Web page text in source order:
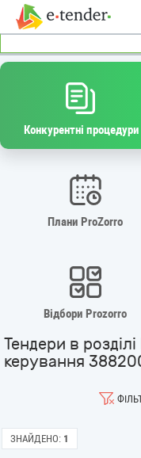
Конкурентні процедури
Плани ProZorro
Відбори Prozorro
Тендери в
керування
ЗНАЙДЕНО: 1